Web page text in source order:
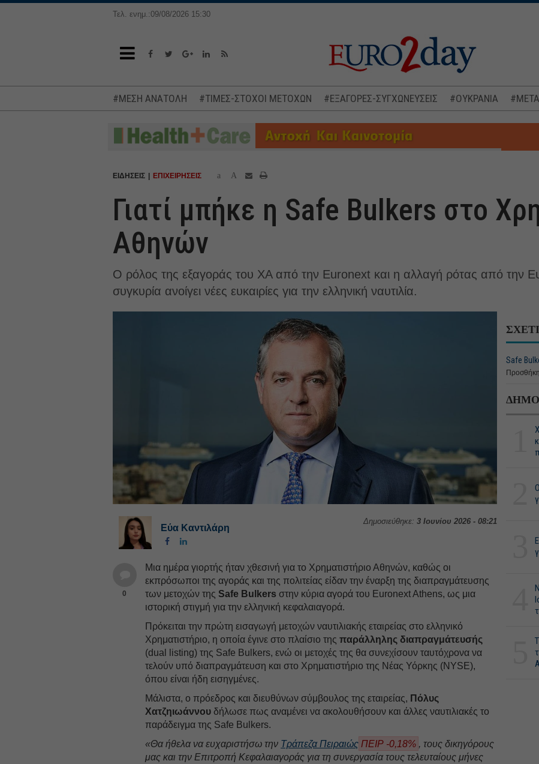
Τελ. ενημ.:09/08/2026 15:30
#ΜΕΣΗ ΑΝΑΤΟΛΗ #ΤΙΜΕΣ-ΣΤΟΧΟΙ ΜΕΤΟΧΩΝ #ΕΞΑΓΟΡΕΣ-ΣΥΓΧΩΝΕΥΣΕΙΣ #ΟΥΚΡΑΝΙΑ
ΕΙΔΗΣΕΙΣ ΕΠΙΧΕΙΡΗΣΕΙΣ a A
Γιατί μπήκε η Safe Bulkers στο
Αθηνών
Ο ρόλος της εξαγοράς του ΧΑ από την Euronext και η αλλαγή ρότας από την
συγκυρία ανοίγει νέες ευκαιρίες για την ελληνική ναυτιλία.
Δημοσιεύθηκε: 3 Ιουνίου 2026 - 08:21
Εύα Καντιλάρη
0
Μια ημέρα γιορτής ήταν χθεσινή για το Χρηματιστήριο Αθηνών, καθώς οι
εκπρόσωποι της αγοράς και της πολιτείας είδαν την έναρξη της διαπραγμάτευσης
των μετοχών της Safe Bulkers στην κύρια αγορά του Euronext Athens, ως μια
ιστορική στιγμή για την ελληνική κεφαλαιαγορά.
Πρόκειται την πρώτη εισαγωγή μετοχών ναυτιλιακής εταιρείας στο ελληνικό
Χρηματιστήριο, η οποία έγινε στο πλαίσιο της παράλληλης διαπραγμάτευσής
(dual listing) της Safe Bulkers, ενώ οι μετοχές της θα συνεχίσουν ταυτόχρονα να
τελούν υπό διαπραγμάτευση και στο Χρηματιστήριο της Νέας Υόρκης (NYSE),
όπου είναι ήδη εισηγμένες.
Μάλιστα, ο πρόεδρος και διευθύνων σύμβουλος της εταιρείας, Πόλυς
Χατζηιωάννου δήλωσε πως αναμένει να ακολουθήσουν και άλλες ναυτιλιακές το
παράδειγμα της Safe Bulkers.
«Θα ήθελα να ευχαριστήσω την Τράπεζα Πειραιώς ΠΕΙΡ -0,18% , τους δικηγόρους
μας και την Επιτροπή Κεφαλαιαγοράς για τη συνεργασία τους τελευταίους μήνες
Safe